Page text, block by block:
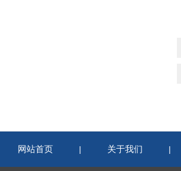
网站首页 | 关于我们 |